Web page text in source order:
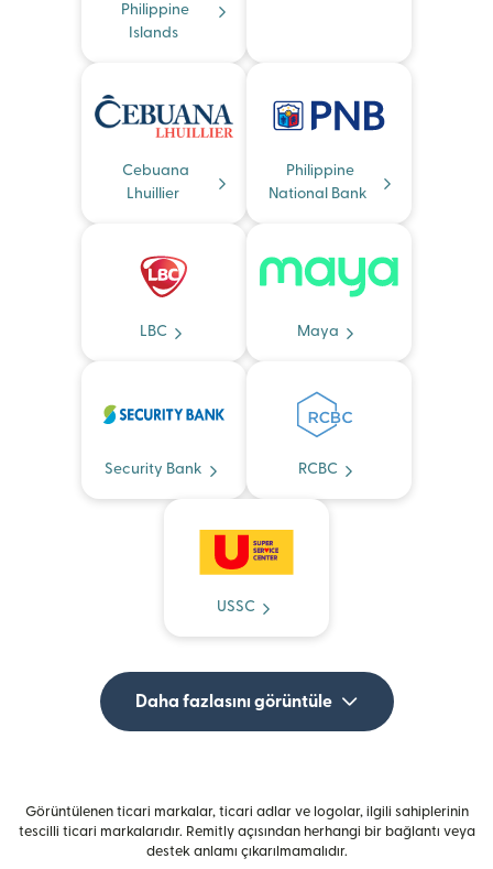
Philippine
Islands
Cebuana
Lhuillier
Philippine
National Bank
LBC Maya
Security Bank RCBC
USSC
Daha fazlasını görüntüle
Görüntülenen ticari markalar, ticari adlar ve logolar, ilgili sahiplerinin
tescilli ticari markalarıdır. Remitly açısından herhangi bir bağlantı veya
destek anlamı çıkarılmamalıdır.